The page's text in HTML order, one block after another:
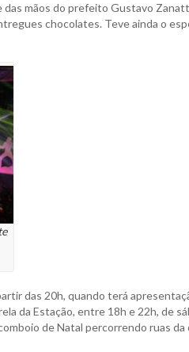
mãos do prefeito Gustavo
chocolates. Teve ainda o
das 20h, quando terá
da Estação, entre 18h e 22h, de
de Natal percorrendo ruas